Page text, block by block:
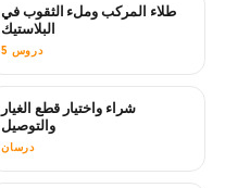
قريبًا
طلاء المركب وملء الثقوب في
البلاستيك
5 دروس
قريبًا
شراء واختيار قطع الغيار
والتوصيل
درسان